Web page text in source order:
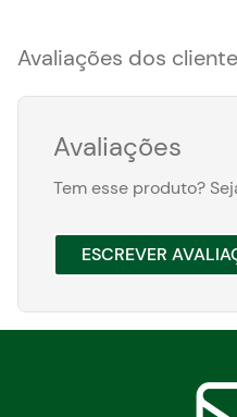
Avaliações dos
Avaliações
Tem esse produto?
ESCREVER